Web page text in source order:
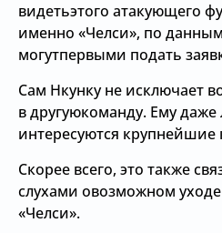
видетьэтого атакующего
именно «Челси», по
могутпервыми подать
Сам Нкунку не исключает
в другуюкоманду. Ему даже
интересуются
Скорее всего, это также
слухами овозможном
«Челси».